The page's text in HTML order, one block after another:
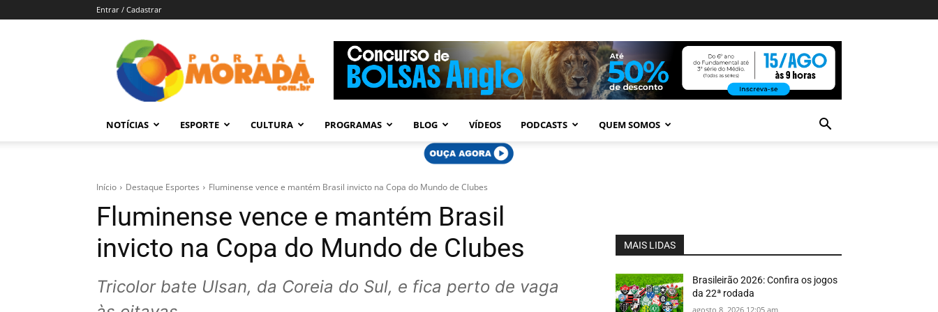
Entrar / Cadastrar
Morada
–
Araraquara
NOTÍCIAS ESPORTE CULTURA PROGRAMAS BLOG VÍDEOS PODCASTS QUEM SOMOS
Início Destaque Esportes Fluminense vence e mantém Brasil invicto na Copa do Mundo de Clubes
Fluminense vence e mantém Brasil
invicto na Copa do Mundo de Clubes
Tricolor bate Ulsan, da Coreia do Sul, e fica perto de vaga
MAIS LIDAS
Brasileirão 2026: Confira os jogos
da 22ª rodada
agosto 8, 2026 12:05 am